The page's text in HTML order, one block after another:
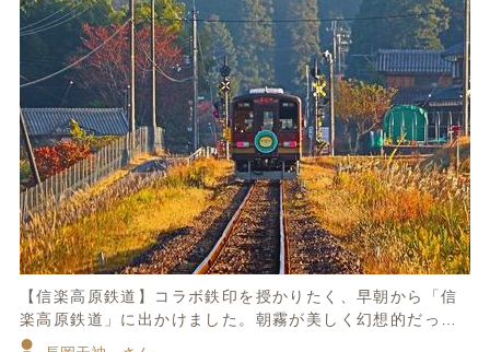
【信楽高原鉄道】コラボ鉄印を授かりたく、早朝から「信
楽高原鉄道」に出かけました。朝霧が美しく幻想的だった
のですが、列車が来る前に消えてしまいそうで…ギリギリ